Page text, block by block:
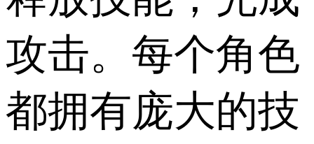
攻击。每个角色
都拥有庞大的技